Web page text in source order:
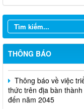
THÔNG BÁO
nhiệm vụ khoa học và
sách nhà nước đặt
Thông báo Kế hoạch
cá nhân chủ trì thực
hiện năm 2026 (đợt 1)
Thông báo về việc
thức trên địa bàn
đến năm 2045